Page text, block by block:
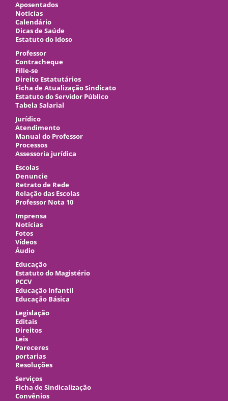
Aposentados
Notícias
Calendário
Dicas de Saúde
Estatuto do Idoso
Professor
Contracheque
Filie-se
Direito Estatutários
Ficha de Atualização Sindicato
Estatuto do Servidor Público
Tabela Salarial
Jurídico
Atendimento
Manual do Professor
Processos
Assessoria jurídica
Escolas
Denuncie
Retrato de Rede
Relação das Escolas
Professor Nota 10
Imprensa
Notícias
Fotos
Vídeos
Áudio
Educação
Estatuto do Magistério
PCCV
Educação Infantil
Educação Básica
Legislação
Editais
Direitos
Leis
Pareceres
portarias
Resoluções
Serviços
Ficha de Sindicalização
Convênios